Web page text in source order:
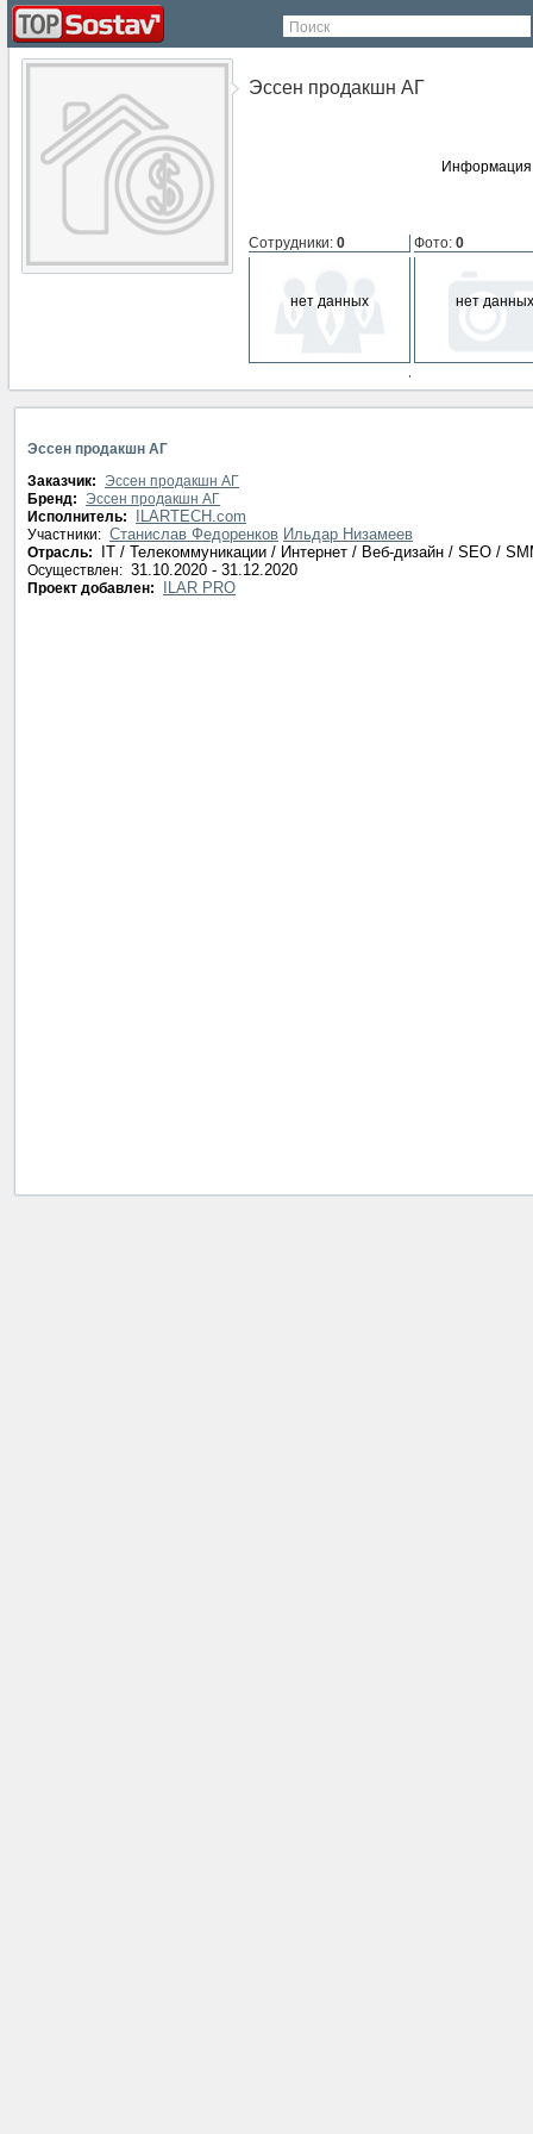
Поиск
Эссен продакшн АГ
Информация
Сотрудники: 0
нет данных
Фото: 0
нет данных
Эссен продакшн АГ
Заказчик:
Эссен продакшн АГ
Бренд:
Эссен продакшн АГ
Исполнитель:
ILARTECH.com
Участники: Станислав Федоренков Ильдар Низамеев
Отрасль: IT / Телекоммуникации / Интернет / Веб-дизайн / SEO /
Осуществлен: 31.10.2020 - 31.12.2020
Проект добавлен: ILAR PRO